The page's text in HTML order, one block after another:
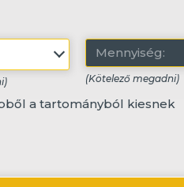
Mennyiség
(Kötelező)
a tartományból kiesnek